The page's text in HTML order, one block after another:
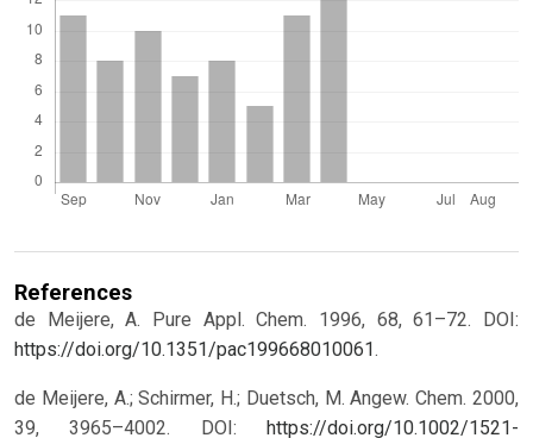
References
de Meijere, A. Pure Appl. Chem. 1996, 68, 61–72. DOI:
https://doi.org/10.1351/pac199668010061.
de Meijere, A.; Schirmer, H.; Duetsch, M. Angew. Chem. 2000,
39, 3965–4002. DOI:
https://doi.org/10.1002/1521-